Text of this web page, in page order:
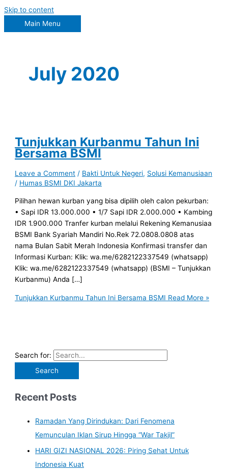
Skip to content
Main Menu
July 2020
Tunjukkan Kurbanmu Tahun Ini
Bersama BSMI
Leave a Comment / Bakti Untuk Negeri, Solusi Kemanusiaan
/ Humas BSMI DKI Jakarta
Pilihan hewan kurban yang bisa dipilih oleh calon pekurban:
• Sapi IDR 13.000.000 • 1/7 Sapi IDR 2.000.000 • Kambing
IDR 1.900.000 Tranfer kurban melalui Rekening Kemanusiaa
BSMI Bank Syariah Mandiri No.Rek 72.0808.0808 atas
nama Bulan Sabit Merah Indonesia Konfirmasi transfer dan
Informasi Kurban: Klik: wa.me/6282122337549 (whatsapp)
Klik: wa.me/6282122337549 (whatsapp) (BSMI – Tunjukkan
Kurbanmu) Anda […]
Tunjukkan Kurbanmu Tahun Ini Bersama BSMI Read More »
Search for:
Recent Posts
Ramadan Yang Dirindukan: Dari Fenomena
Kemunculan Iklan Sirup Hingga “War Takjil”
HARI GIZI NASIONAL 2026: Piring Sehat Untuk
Indonesia Kuat